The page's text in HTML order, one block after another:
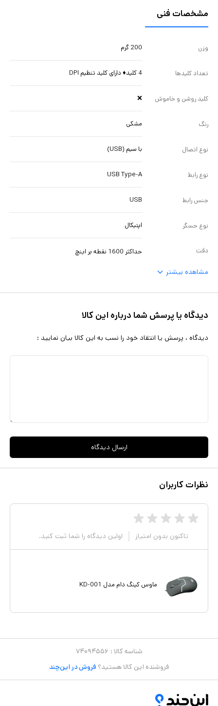
مشخصات فنی
وزن 200 گرم
تعداد کليدها 4 کلید♦ دارای کلید تنظیم DPI
کليد روشن و خاموش ❌
رنگ مشکی
نوع اتصال با سیم (USB)
نوع رابط USB Type-A
جنس رابط USB
نوع حسگر اپتیکال
دقت حداکثر 1600 نقطه بر اینچ
مشاهده بیشتر
دیدگاه یا پرسش شما درباره این کالا
دیدگاه ، پرسش یا انتقاد خود را نسب به این کالا بیان نمایید :
ارسال دیدگاه
نظرات کاربران
تاکنون بدون امتیاز اولین دیدگاه را شما ثبت کنید.
ماوس کینگ دام مدل KD-001
شناسه کالا : ۷۴۰۹۴۵۵۶
فروشنده این کالا هستید؟ فروش در این‌چند